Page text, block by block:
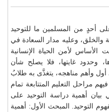
أحدٍ من المسلمين ما للتوحيد
والخلق، وعليه مدار السعادة في
الأساس لأمن الحياة الإنسانية
وحدود غايتها، فلا يصلح شأن
أول وأهم مناهجه، يتغذَّى به طلابُ
مراحل التعليم المتتابعة تمام
بيان أهمية دراسة التوحيد على
التوحيد. المبحث الأول: أهمية